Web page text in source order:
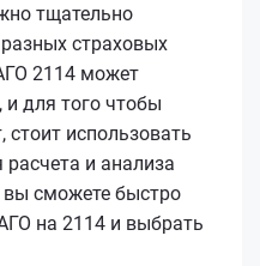
тщательно
страховых
2114 может
и для того чтобы
использовать
и анализа
сможете быстро
на 2114 и выбрать